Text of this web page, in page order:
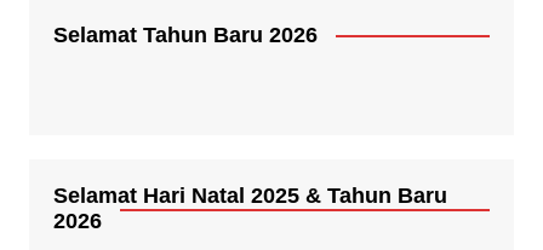
Selamat Tahun Baru 2026
Selamat Hari Natal 2025 & Tahun Baru
2026